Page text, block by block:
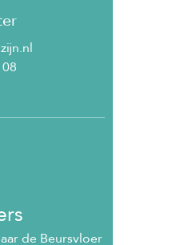
de Beursvloer